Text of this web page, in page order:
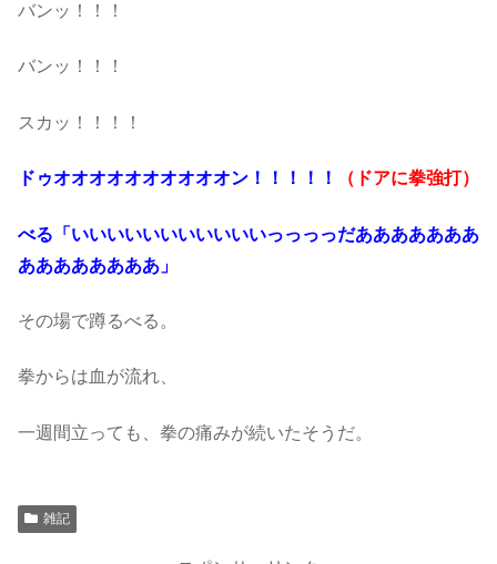
バンッ！！！
バンッ！！！
スカッ！！！！
ドゥオオオオオオオオオオン！！！！！ （ドアに拳強打）
べる「いいいいいいいいいいいっっっっだあああああああ
ああああああああ」
その場で蹲るべる。
拳からは血が流れ、
一週間立っても、拳の痛みが続いたそうだ。
雑記